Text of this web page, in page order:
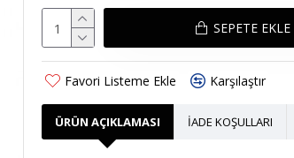
SEPETE EKLE
Favori Listeme Ekle Karşılaştır
ÜRÜN AÇIKLAMASI İADE KOŞULLARI